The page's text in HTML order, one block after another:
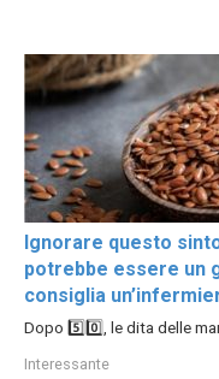
Ignorare questo
potrebbe essere un
consiglia
Dopo 5️⃣0️⃣, le dita delle
Interessante